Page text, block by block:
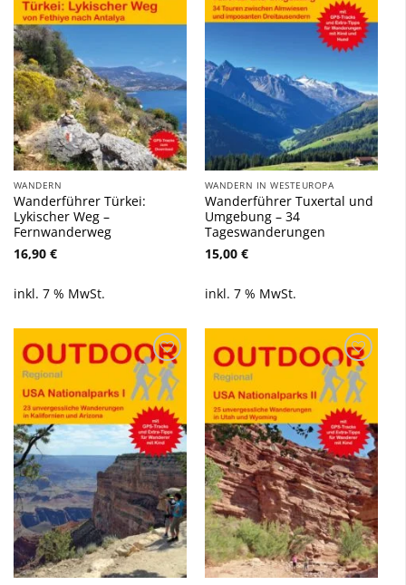
WANDERN
Wanderführer Türkei:
Lykischer Weg –
Fernwanderweg
16,90 €
inkl. 7 % MwSt.
WANDERN IN WESTEUROPA
Wanderführer Tuxertal und
Umgebung – 34
Tageswanderungen
15,00 €
inkl. 7 % MwSt.
Zu
Wunschliste
hinzufügen
Zu
Wunschliste
hinzufügen